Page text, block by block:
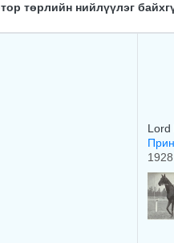
төрлийн нийлүүлэг
Lord
1928